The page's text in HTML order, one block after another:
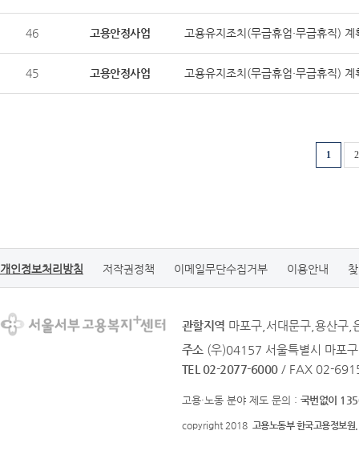
46 고용안정사업 고용유지조치(무급휴업·무급휴직)
45 고용안정사업 고용유지조치(무급휴업·무급휴직) 계
1 2
개인정보처리방침 저작권정책 이메일무단수집거부 이용안내
관할지역 마포구,서대문구,용산구,
주소 (우)04157 서울특별시 마포
TEL 02-2077-6000 / FAX 02-
고용·노동 분야 제도 문의 : 국번없이
copyright 2018 고용노동부 한국고용정보원.